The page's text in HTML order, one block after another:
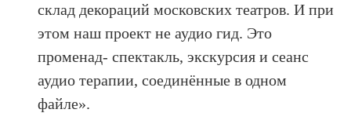
склад декораций московских театров. И при
этом наш проект не аудио гид. Это
променад- спектакль, экскурсия и сеанс
аудио терапии, соединённые в одном
файле».